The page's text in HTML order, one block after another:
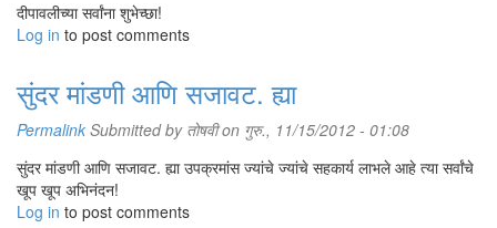
दीपावलीच्या सर्वांना शुभेच्छा!
Log in to post comments
सुंदर मांडणी आणि सजावट. ह्या
Permalink Submitted by तोषवीon गुरु., 11/15/2012 - 01:08
सुंदर मांडणी आणि सजावट. ह्या उपक्रमांस ज्यांचे ज्यांचे सहकार्य लाभले आहे त्या सर्वांचे
खूप खूप अभिनंदन!
Log in to post comments